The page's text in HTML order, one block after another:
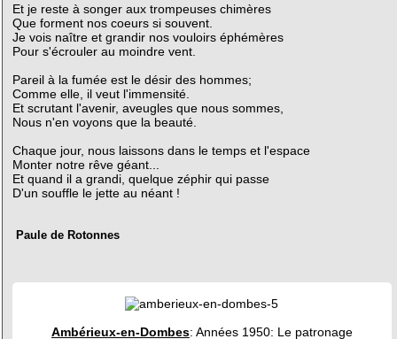
Et je reste à songer aux trompeuses chimères
Que forment nos coeurs si souvent.
Je vois naître et grandir nos vouloirs éphémères
Pour s'écrouler au moindre vent.
Pareil à la fumée est le désir des hommes;
Comme elle, il veut l'immensité.
Et scrutant l'avenir, aveugles que nous sommes,
Nous n'en voyons que la beauté.
Chaque jour, nous laissons dans le temps et l'espace
Monter notre rêve géant...
Et quand il a grandi, quelque zéphir qui passe
D'un souffle le jette au néant !
Paule de Rotonnes
Ambérieux-en-Dombes: Années 1950: Le patronage